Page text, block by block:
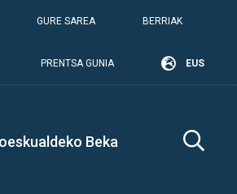
GURE SAREA BERRIAK
PRENTSA GUNIA EUS
Beka